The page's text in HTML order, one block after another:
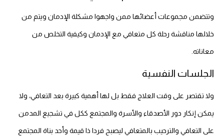
وتتضمن مجموعات أعضائها ممن واجهوا مشكلة الإدمان ويتم من
خلالها مناقشة رحلة كل متعافي مع الإدمان وكيفية التخلص من
معاناته.
الجلسات النفسية
ولا تقتصر على وقت العلاج فقط بل لها أهمية كبيرة بعد التعافي، ولا
يمكن إنكار دور الأصدقاء والأسرة والمجتمع ككل في تشجيع المدمن
على التعافي والترحيب بالمتعافي ليصبح فردا ذا قيمة وأحد بناة المجتمع